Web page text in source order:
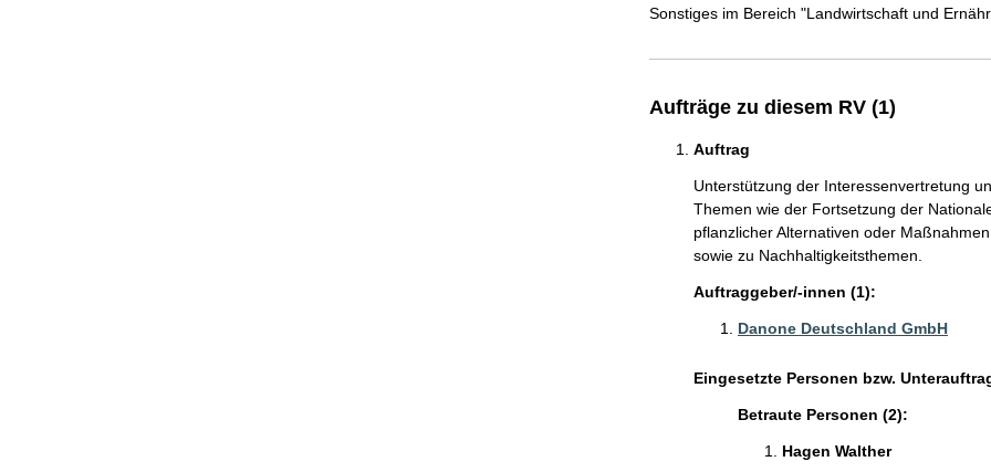
Sonstiges im Bereich "Landwirtschaft und
Aufträge zu diesem RV (1)
Auftrag
Unterstützung der Interessenvertretung
Themen wie der Fortsetzung der
pflanzlicher Alternativen oder
sowie zu Nachhaltigkeitsthemen.
Auftraggeber/-innen (1):
Danone Deutschland GmbH
Eingesetzte Personen bzw.
Betraute Personen (2):
Hagen Walther